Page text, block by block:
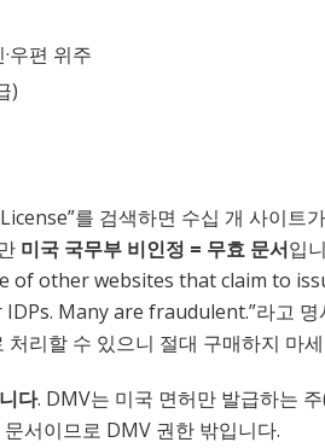
우편 위주
)
를 검색하면 수십 개 사이트
미국 국무부 비인정 = 무효 문서입
of other websites that claim to
Many are fraudulent.”라고 명
리할 수 있으니 절대 구매하지 마
다. DMV는 미국 면허만 발급하는
서이므로 DMV 권한 밖입니다.